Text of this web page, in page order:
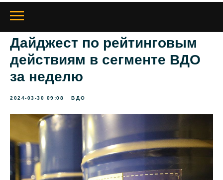
Дайджест по рейтинговым
действиям в сегменте ВДО
за неделю
2024-03-30 09:08 ВДО